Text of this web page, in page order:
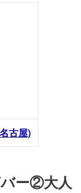
古屋)
ー②大人